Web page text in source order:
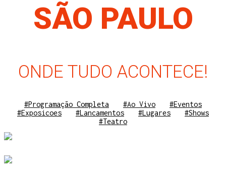
SÃO PAULO
ONDE TUDO ACONTECE!
#Programação Completa #Ao Vivo
#Eventos
#Exposicoes
#Lancamentos #Lugares
#Shows
#Teatro